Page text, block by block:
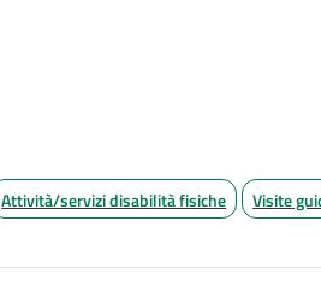
Attività/servizi disabilità fisiche Visite